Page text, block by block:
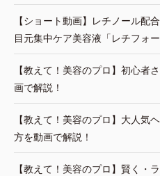
【ショート動画】レチノール配
目元集中ケア美容液「レチフォ
【教えて！美容のプロ】初心者
画で解説！
【教えて！美容のプロ】大人気
方を動画で解説！
【教えて！美容のプロ】賢く・